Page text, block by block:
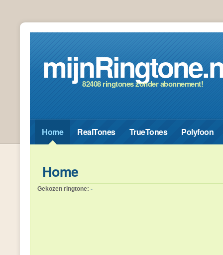
82408 ringtones zonder abonnement!
Home RealTones TrueTones Polyfoon
Home
Gekozen ringtone: -